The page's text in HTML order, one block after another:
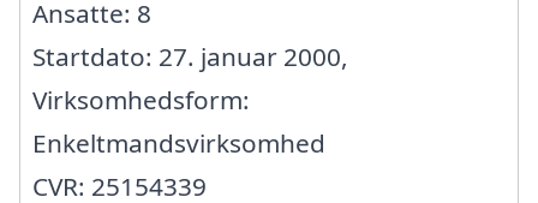
Ansatte: 8
Startdato: 27. januar 2000,
Virksomhedsform:
Enkeltmandsvirksomhed
CVR: 25154339